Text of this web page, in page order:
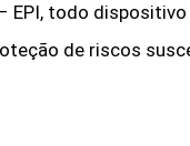
EPI, todo
de riscos